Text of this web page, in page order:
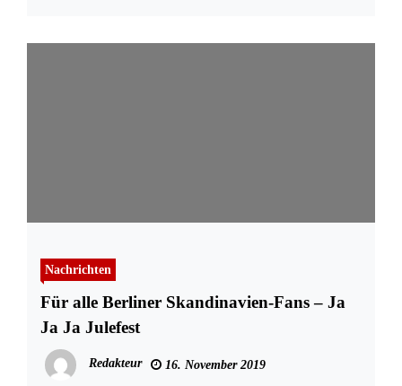
Nachrichten
Für alle Berliner Skandinavien-Fans – Ja
Ja Ja Julefest
Redakteur 16. November 2019